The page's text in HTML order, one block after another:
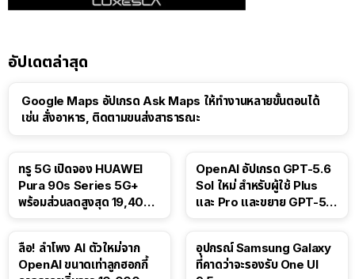
อัปเดตล่าสุด
Google Maps อัปเกรด Ask Maps ให้ทำงานหลายขั้นตอนได้
เช่น สั่งอาหาร, ติดตามขนส่งสาธารณะ
ทรู 5G เปิดจอง HUAWEI
Pura 90s Series 5G+
พร้อมส่วนลดสูงสุด 19,400
OpenAI อัปเกรด GPT-5.6
Sol ใหม่ สำหรับผู้ใช้ Plus
และ Pro และขยาย GPT-5.6
ลือ! ลำโพง AI ตัวใหม่จาก
OpenAI ขนาดเท่าลูกฮอกกี้
อุปกรณ์ Samsung Galaxy
ที่คาดว่าจะรองรับ One UI